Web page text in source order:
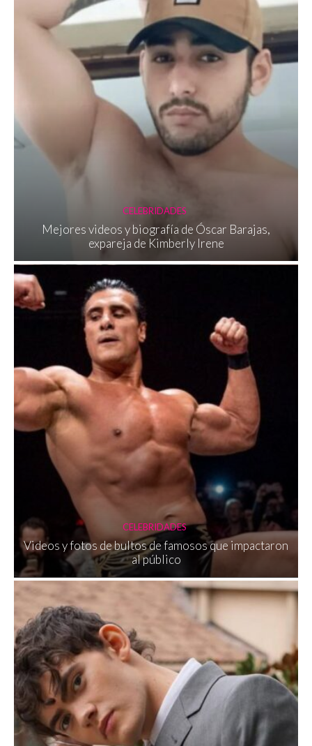
CELEBRIDADES
Mejores videos y biografía de Óscar Barajas,
expareja de Kimberly Irene
CELEBRIDADES
Videos y fotos de bultos de famosos que impactaron
al público